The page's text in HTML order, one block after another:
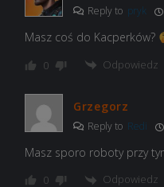
Reply to pryk
Masz coś do Kacperków?
0 Odpowiedz
Grzegorz
Reply to Redi
Masz sporo roboty przy
0 Odpowiedz